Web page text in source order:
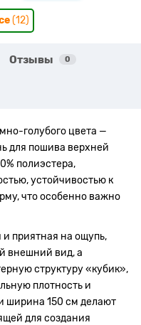
(12)
Отзывы 0
голубого цвета —
для пошива верхней
полиэстера,
устойчивостью к
что особенно важно
приятная на ощупь,
внешний вид, а
структуру «кубик»,
плотность и
ширина 150 см делают
для создания